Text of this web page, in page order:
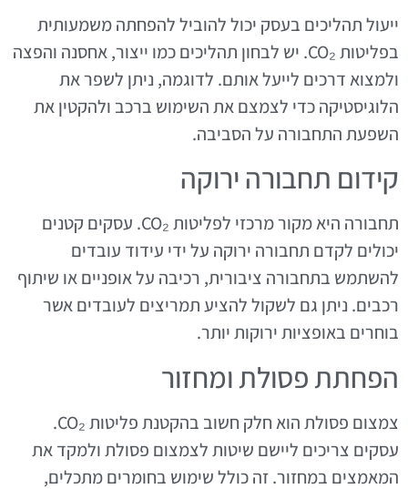
ייעול תהליכים בעסק יכול להוביל להפחתה משמעותית
בפליטות CO₂. יש לבחון תהליכים כמו ייצור, אחסנה והפצה
ולמצוא דרכים לייעל אותם. לדוגמה, ניתן לשפר את
הלוגיסטיקה כדי לצמצם את השימוש ברכב ולהקטין את
השפעת התחבורה על הסביבה.
קידום תחבורה ירוקה
תחבורה היא מקור מרכזי לפליטות CO₂. עסקים קטנים
יכולים לקדם תחבורה ירוקה על ידי עידוד עובדים
להשתמש בתחבורה ציבורית, רכיבה על אופניים או שיתוף
רכבים. ניתן גם לשקול להציע תמריצים לעובדים אשר
בוחרים באופציות ירוקות יותר.
הפחתת פסולת ומחזור
צמצום פסולת הוא חלק חשוב בהקטנת פליטות CO₂.
עסקים צריכים ליישם שיטות לצמצום פסולת ולמקד את
המאמצים במחזור. זה כולל שימוש בחומרים מתכלים,